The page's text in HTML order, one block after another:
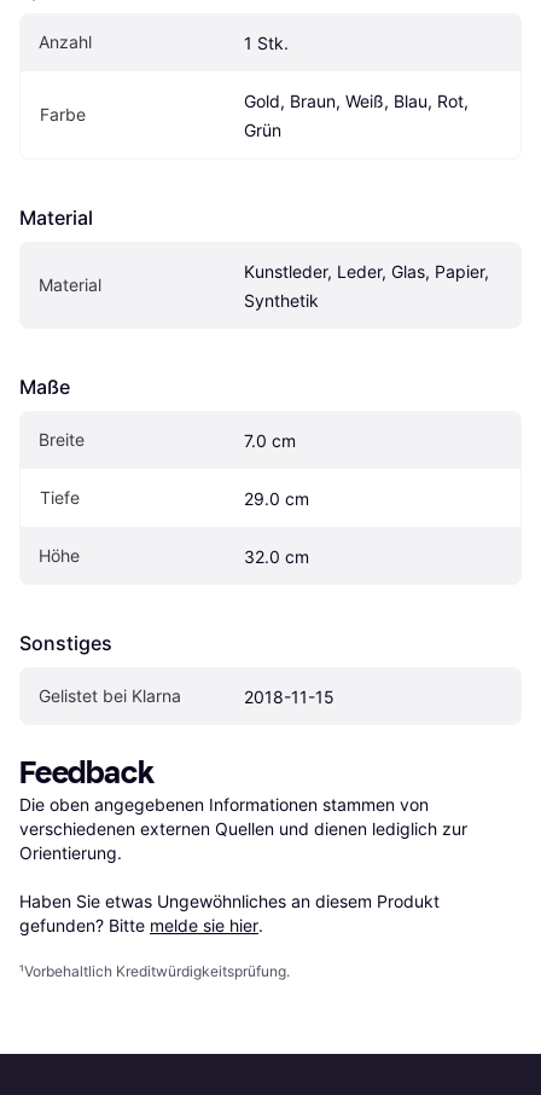
Anzahl 1 Stk.
Farbe
Gold, Braun, Weiß, Blau, Rot,
Grün
Material
Material
Kunstleder, Leder, Glas, Papier,
Synthetik
Maße
Breite 7.0 cm
Tiefe 29.0 cm
Höhe 32.0 cm
Sonstiges
Gelistet bei Klarna 2018-11-15
Feedback
Die oben angegebenen Informationen stammen von
verschiedenen externen Quellen und dienen lediglich zur
Orientierung.
Haben Sie etwas Ungewöhnliches an diesem Produkt
gefunden? Bitte melde sie hier.
¹Vorbehaltlich Kreditwürdigkeitsprüfung.